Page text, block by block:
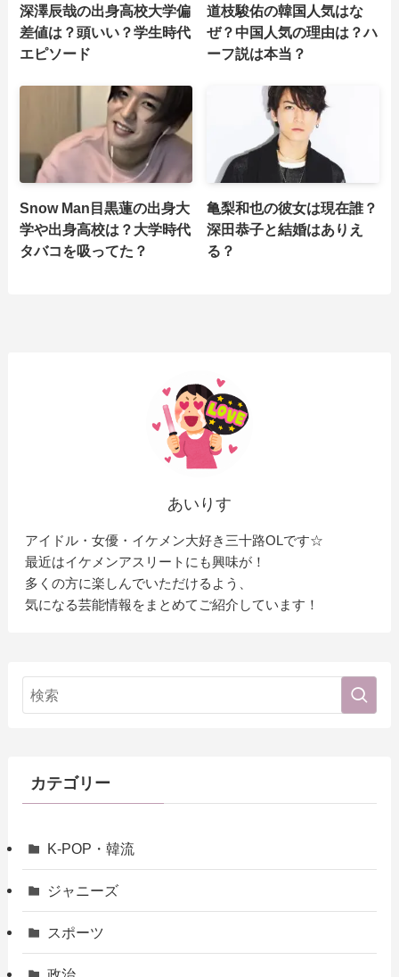
深澤辰哉の出身高校大学偏
差値は？頭いい？学生時代
エピソード
道枝駿佑の韓国人気はな
ぜ？中国人気の理由は？ハ
ーフ説は本当？
Snow Man目黒蓮の出身大
学や出身高校は？大学時代
タバコを吸ってた？
亀梨和也の彼女は現在誰？
深田恭子と結婚はありえ
る？
あいりす
アイドル・女優・イケメン大好き三十路OLです☆
最近はイケメンアスリートにも興味が！
多くの方に楽しんでいただけるよう、
気になる芸能情報をまとめてご紹介しています！
カテゴリー
K-POP・韓流
ジャニーズ
スポーツ